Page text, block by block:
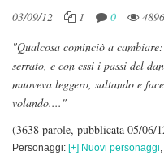
03/09/12 1 0 4896
"Qualcosa cominciò a
serrato, e con essi i passi del
muoveva leggero, saltando e
volando...."
(3638 parole, pubblicata 05/06/
Personaggi: [+] Nuovi personaggi,